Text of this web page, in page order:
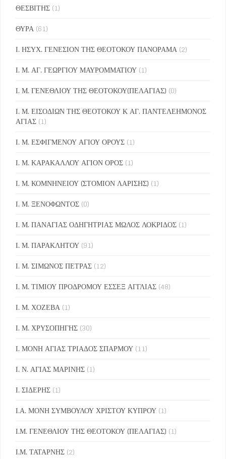
ΘΕΣΒΙΤΗΣ (1)
ΘΥΡΑ (61)
Ι. ΗΣΥΧ. ΓΕΝΕΣΙΟΝ ΤΗΣ ΘΕΟΤΟΚΟΥ ΠΑΝΟΡΑΜΑ (2)
Ι. Μ. ΑΓ. ΓΕΩΡΓΙΟΥ ΜΑΥΡΟΜΜΑΤΙΟΥ (1)
Ι. Μ. ΓΕΝΕΘΛΙΟΥ ΤΗΣ ΘΕΟΤΟΚΟΥ(ΠΕΛΑΓΙΑΣ) (0)
Ι. Μ. ΕΙΣΟΔΙΩΝ ΤΗΣ ΘΕΟΤΟΚΟΥ Κ ΑΓ. ΠΑΝΤΕΛΕΗΜΟΝΟΣ
ΑΓΙΑΣ (1)
Ι. Μ. ΕΣΦΙΓΜΕΝΟΥ ΑΓΙΟΥ ΟΡΟΥΣ (1)
Ι. Μ. ΚΑΡΑΚΑΛΛΟΥ ΑΓΙΟΝ ΟΡΟΣ (1)
Ι. Μ. ΚΟΜΝΗΝΕΙΟΥ (ΣΤΟΜΙΟΝ ΛΑΡΙΣΗΣ) (1)
Ι. Μ. ΞΕΝΟΦΩΝΤΟΣ (0)
Ι. Μ. ΠΑΝΑΓΙΑΣ ΟΔΗΓΗΤΡΙΑΣ ΜΩΛΟΣ ΛΟΚΡΙΔΟΣ (1)
Ι. Μ. ΠΑΡΑΚΛΗΤΟΥ (91)
Ι. Μ. ΣΙΜΩΝΟΣ ΠΕΤΡΑΣ (12)
Ι. Μ. ΤΙΜΙΟΥ ΠΡΟΔΡΟΜΟΥ ΕΣΣΕΞ ΑΓΓΛΙΑΣ (48)
Ι. Μ. ΧΟΖΕΒΑ (1)
Ι. Μ. ΧΡΥΣΟΠΗΓΗΣ (30)
Ι. ΜΟΝΗ ΑΓΙΑΣ ΤΡΙΑΔΟΣ ΣΠΑΡΜΟΥ (11)
Ι. Ν. ΑΓΙΑΣ ΜΑΡΙΝΗΣ (1)
Ι. ΣΙΔΕΡΗΣ (1)
Ι.Α. ΜΟΝΗ ΣΥΜΒΟΥΛΟΥ ΧΡΙΣΤΟΥ ΚΥΠΡΟΥ (1)
Ι.Μ. ΓΕΝΕΘΛΙΟΥ ΤΗΣ ΘΕΟΤΟΚΟΥ (ΠΕΛΑΓΙΑΣ) (1)
Ι.Μ. ΤΑΤΑΡΝΗΣ (2)